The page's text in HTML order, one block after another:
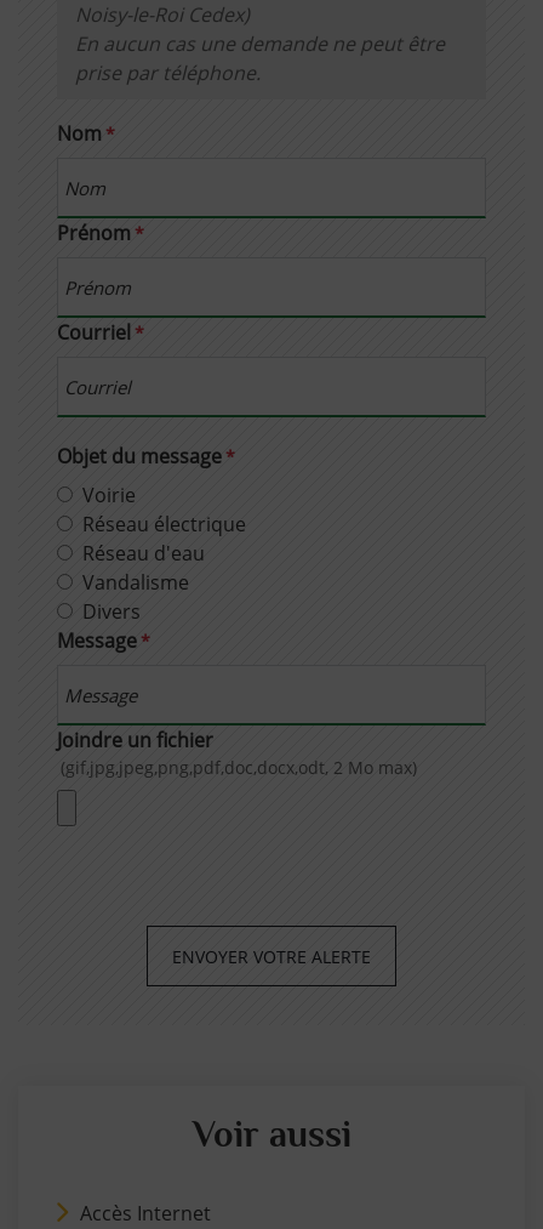
Noisy-le-Roi Cedex)
En aucun cas une demande ne peut être
prise par téléphone.
Nom *
Prénom *
Courriel *
Objet du message *
Voirie
Réseau électrique
Réseau d'eau
Vandalisme
Divers
Message *
Joindre un fichier
(gif,jpg,jpeg,png,pdf,doc,docx,odt, 2 Mo max)
ENVOYER VOTRE ALERTE
Voir aussi
Accès Internet